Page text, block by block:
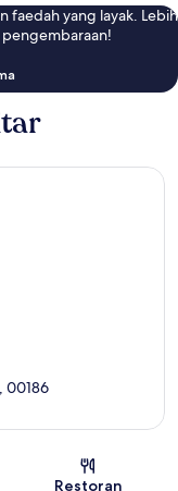
faedah yang layak. Lebih
00186
Restoran